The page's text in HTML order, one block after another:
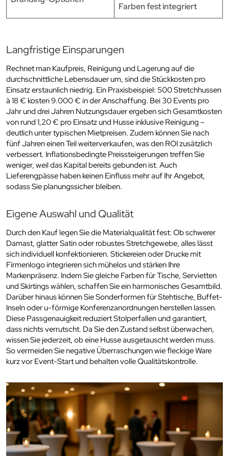
Farben fest integriert
Langfristige Einsparungen
Rechnet man Kaufpreis, Reinigung und Lagerung auf die
durchschnittliche Lebensdauer um, sind die Stückkosten pro
Einsatz erstaunlich niedrig. Ein Praxisbeispiel: 500 Stretchhussen
à 18 € kosten 9.000 € in der Anschaffung. Bei 30 Events pro
Jahr und drei Jahren Nutzungsdauer ergeben sich Gesamtkosten
von rund 1,20 € pro Einsatz und Husse inklusive Reinigung –
deutlich unter typischen Mietpreisen. Zudem können Sie nach
fünf Jahren einen Teil weiterverkaufen, was den ROI zusätzlich
verbessert. Inflationsbedingte Preissteigerungen treffen Sie
weniger, weil das Kapital bereits gebunden ist. Auch
Lieferengpässe haben keinen Einfluss mehr auf Ihr Angebot,
sodass Sie planungssicher bleiben.
Eigene Auswahl und Qualität
Durch den Kauf legen Sie die Materialqualität fest: Ob schwerer
Damast, glatter Satin oder robustes Stretchgewebe, alles lässt
sich individuell konfektionieren. Stickereien oder Drucke mit
Firmenlogo integrieren sich mühelos und stärken Ihre
Markenpräsenz. Indem Sie gleiche Farben für Tische, Servietten
und Skirtings wählen, schaffen Sie ein harmonisches Gesamtbild.
Darüber hinaus können Sie Sonderformen für Stehtische, Buffet-
Inseln oder u-förmige Konferenzanordnungen herstellen lassen.
Diese Passgenauigkeit reduziert Stolperfallen und garantiert,
dass nichts verrutscht. Da Sie den Zustand selbst überwachen,
wissen Sie jederzeit, ob eine Husse ausgetauscht werden muss.
So vermeiden Sie negative Überraschungen wie fleckige Ware
kurz vor Event-Start und behalten volle Qualitätskontrolle.